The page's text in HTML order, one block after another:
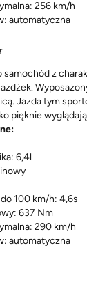
256 km/h
automatyczna
samochód z
Jazda tym
pięknie
6,4l
100 km/h: 4,6s
637 Nm
290 km/h
automatyczna